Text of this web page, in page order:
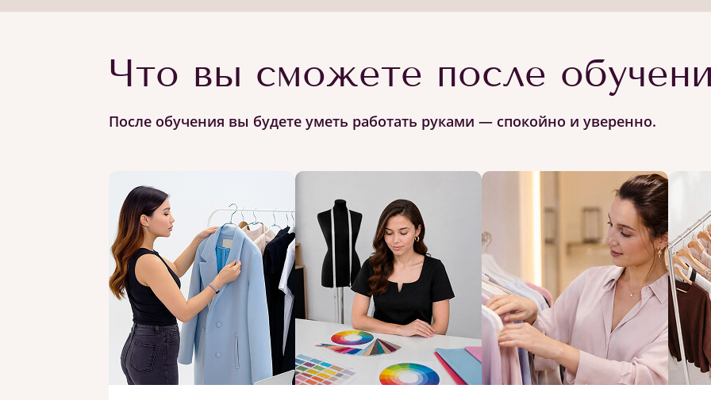
Что вы сможете после
После обучения вы будете уметь работать руками — спокойно и уверенно.